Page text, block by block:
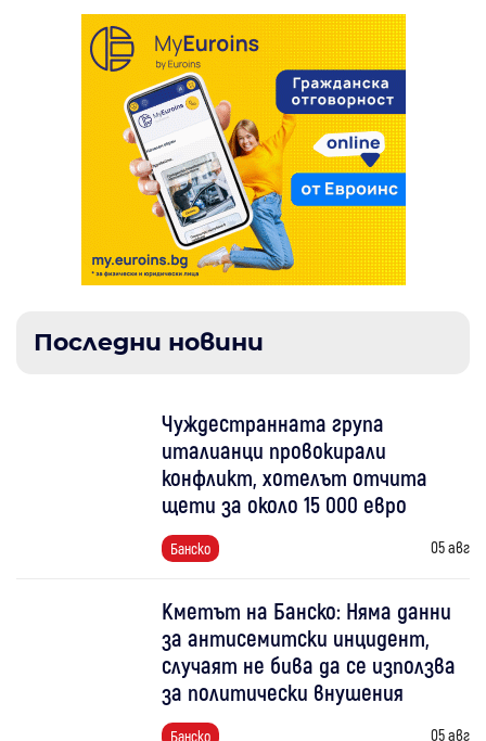
Последни новини
Чуждестранната група
италианци провокирали
конфликт, хотелът отчита
щети за около 15 000 евро
Банско 05 авг
Кметът на Банско: Няма данни
за антисемитски инцидент,
случаят не бива да се използва
за политически внушения
Банско 05 авг